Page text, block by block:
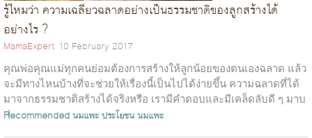
รู้ไหมว่า ความเฉลียวฉลาดอย่างเป็นธรรมชาติของลูกสร้างได้
อย่างไร ?
MamaExpert 10 February 2017
คุณพ่อคุณแม่ทุกคนย่อมต้องการสร้างให้ลูกน้อยของตนเองฉลาด แล้ว
จะมีทางไหนบ้างที่จะช่วยให้เรื่องนี้เป็นไปได้ง่ายขึ้น ความฉลาดที่ได้
มาจากธรรมชาติสร้างได้จริงหรือ เรามีคำตอบและมีเคล็ดลับดี ๆ มาบ
อกค่ะ ส...
Recommendedนมแพะประโยชน นมแพะ